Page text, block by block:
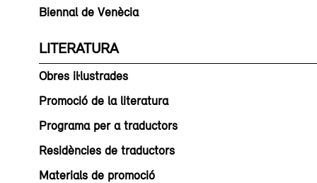
Biennal de Venècia
LITERATURA
Obres il·lustrades
Promoció de la literatura
Programa per a traductors
Residències de traductors
Materials de promoció